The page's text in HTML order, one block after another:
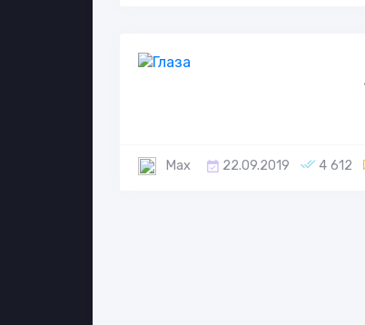
Max 22.09.2019 4 612